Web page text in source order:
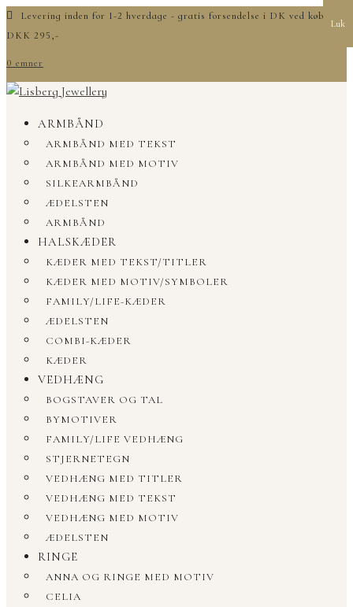
Levering inden for 1-2 hverdage - gratis forsendelse i DK ved køb over
DKK 295,-
0 emner
ARMBÅND
ARMBÅND MED TEKST
ARMBÅND MED MOTIV
SILKEARMBÅND
ÆDELSTEN
ARMBÅND
HALSKÆDER
KÆDER MED TEKST/TITLER
KÆDER MED MOTIV/SYMBOLER
FAMILY/LIFE-KÆDER
ÆDELSTEN
COMBI-KÆDER
KÆDER
VEDHÆNG
BOGSTAVER OG TAL
BYMOTIVER
FAMILY/LIFE VEDHÆNG
STJERNETEGN
VEDHÆNG MED TITLER
VEDHÆNG MED TEKST
VEDHÆNG MED MOTIV
ÆDELSTEN
RINGE
ANNA OG RINGE MED MOTIV
CELIA
Luk